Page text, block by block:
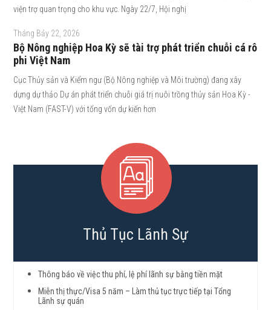
viện trợ quan trọng cho khu vực. Ngày 22/7, Hội nghị
Tháng Bảy 22, 2026
Bộ Nông nghiệp Hoa Kỳ sẽ tài trợ phát triển chuỗi cá rô
phi Việt Nam
Cục Thủy sản và Kiểm ngư (Bộ Nông nghiệp và Môi trường) đang xây
dựng dự thảo Dự án phát triển chuỗi giá trị nuôi trồng thủy sản Hoa Kỳ -
Việt Nam (FAST-V) với tổng vốn dự kiến hơn
Thủ Tục Lãnh Sự
Thông báo về việc thu phí, lệ phí lãnh sự bằng tiền mặt
Miễn thị thực/Visa 5 năm – Làm thủ tục trực tiếp tại Tổng
Lãnh sự quán